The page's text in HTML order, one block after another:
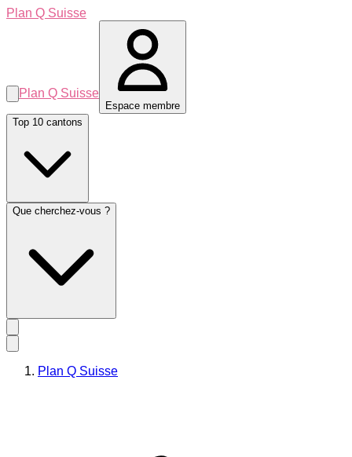
Plan Q Suisse
Plan Q Suisse
Espace membre
Top 10 cantons
Que cherchez-vous ?
Plan Q Suisse